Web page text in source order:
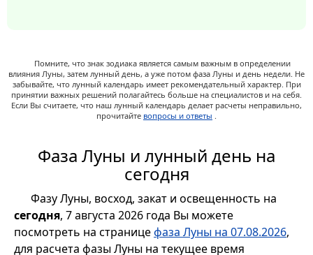
Помните, что знак зодиака является самым важным в определении
влияния Луны, затем лунный день, а уже потом фаза Луны и день недели. Не
забывайте, что лунный календарь имеет рекомендательный характер. При
принятии важных решений полагайтесь больше на специалистов и на себя.
Если Вы считаете, что наш лунный календарь делает расчеты неправильно,
прочитайте вопросы и ответы .
Фаза Луны и лунный день на
сегодня
Фазу Луны, восход, закат и освещенность на
сегодня, 7 августа 2026 года Вы можете
посмотреть на страницефаза Луны на 07.08.2026,
для расчета фазы Луны на текущее время